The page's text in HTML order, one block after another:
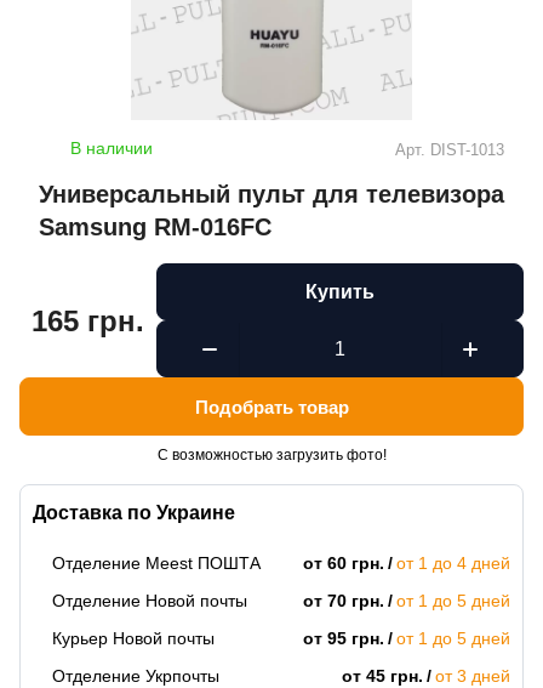
В наличии Арт. DIST-1013
Универсальный пульт для телевизора
Samsung RM-016FC
Доставка по Украине
Отделение Meest ПОШТА от 60 грн.
от 1 до 4 дней
Отделение Новой почты
от 70 грн.
от 1 до 5 дней
Курьер Новой почты
от 95 грн.
от 1 до 5 дней
Отделение Укрпочты
от 45 грн.
от 3 дней
165 грн.
Купить
Подобрать товар
С возможностью загрузить фото!